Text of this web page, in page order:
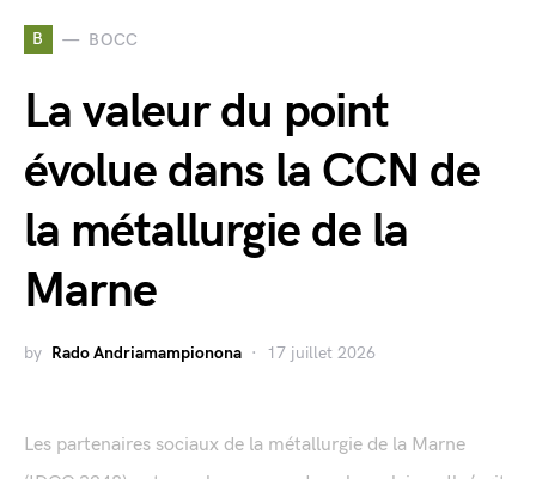
B BOCC
La valeur du point
évolue dans la CCN de
la métallurgie de la
Marne
by Rado Andriamampionona 17 juillet 2026
Les partenaires sociaux de la métallurgie de la Marne